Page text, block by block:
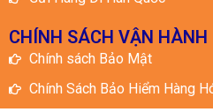
CHÍNH SÁCH VẬN HÀNH
Chính sách Bảo Mật
Chính Sách Bảo Hiểm Hàng